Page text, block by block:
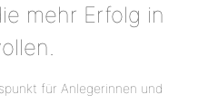
mehr Erfolg in
für Anlegerinnen und